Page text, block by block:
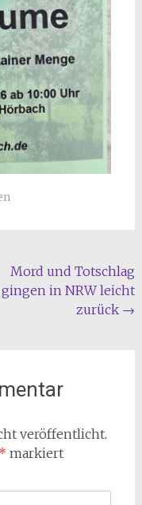
Mord und Totschlag
gingen in NRW leicht
zurück →
veröffentlicht.
* markiert